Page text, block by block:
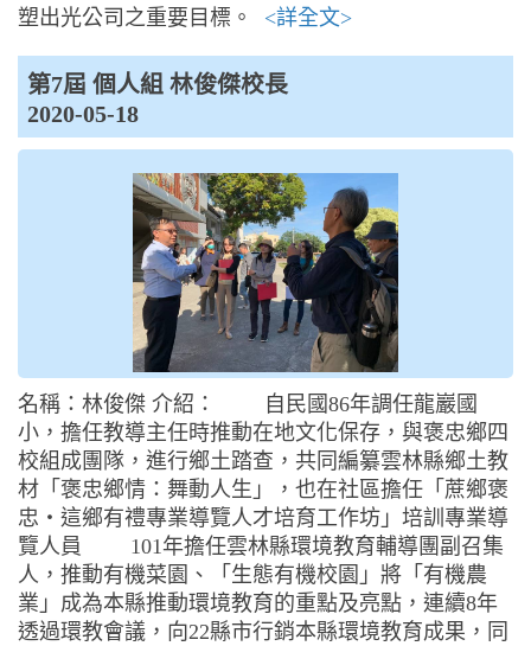
塑出光公司之重要目標。 <詳全文>
第7屆 個人組 林俊傑校長
2020-05-18
名稱：林俊傑 介紹： 自民國86年調任龍巖國
小，擔任教導主任時推動在地文化保存，與褒忠鄉四
校組成團隊，進行鄉土踏查，共同編纂雲林縣鄉土教
材「褒忠鄉情：舞動人生」，也在社區擔任「蔗鄉褒
忠‧這鄉有禮專業導覽人才培育工作坊」培訓專業導
覽人員 101年擔任雲林縣環境教育輔導團副召集
人，推動有機菜園、「生態有機校園」將「有機農
業」成為本縣推動環境教育的重點及亮點，連續8年
透過環教會議，向22縣市行銷本縣環境教育成果，同